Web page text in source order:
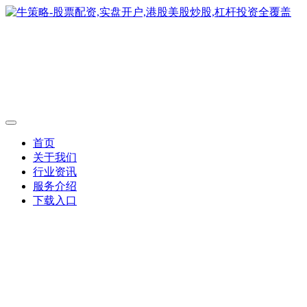
首页
关于我们
行业资讯
服务介绍
下载入口